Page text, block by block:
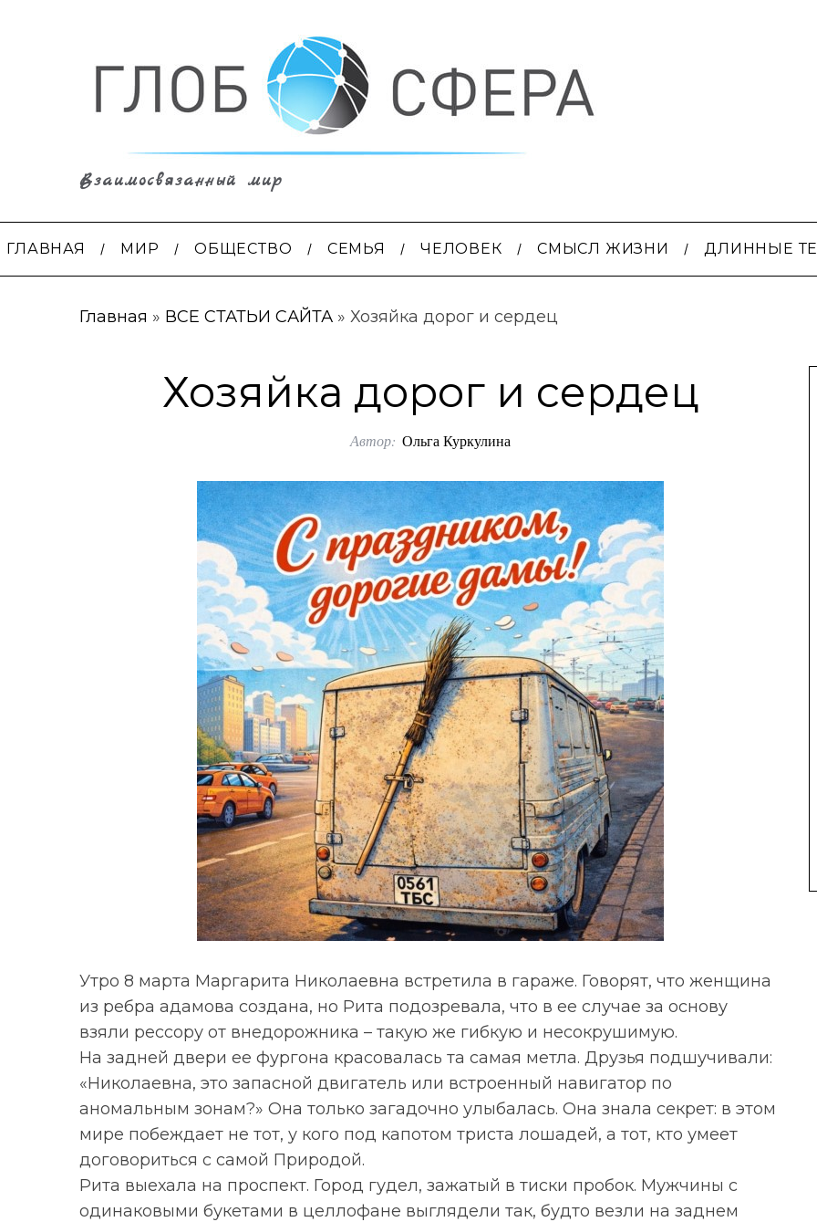
Взаимосвязанный мир
ГЛАВНАЯ МИР ОБЩЕСТВО СЕМЬЯ ЧЕЛОВЕК СМЫСЛ ЖИЗНИ ДЛИННЫЕ
Главная » ВСЕ СТАТЬИ САЙТА » Хозяйка дорог и сердец
Хозяйка дорог и сердец
Автор: Ольга Куркулина
Утро 8 марта Маргарита Николаевна встретила в гараже. Говорят, что женщина
из ребра адамова создана, но Рита подозревала, что в ее случае за основу
взяли рессору от внедорожника – такую же гибкую и несокрушимую.
На задней двери ее фургона красовалась та самая метла. Друзья подшучивали:
«Николаевна, это запасной двигатель или встроенный навигатор по
аномальным зонам?» Она только загадочно улыбалась. Она знала секрет: в этом
мире побеждает не тот, у кого под капотом триста лошадей, а тот, кто умеет
договориться с самой Природой.
Рита выехала на проспект. Город гудел, зажатый в тиски пробок. Мужчины с
одинаковыми букетами в целлофане выглядели так, будто везли на заднем